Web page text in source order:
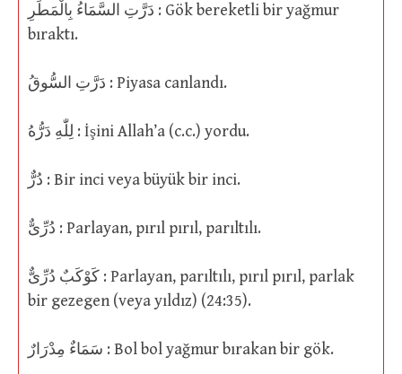
دَرَّتِ السَّمَاءُ بِالْمَطَرِ : Gök bereketli bir yağmur
bıraktı.
دَرَّتِ السُّوقُ : Piyasa canlandı.
لِلّٰهِ دَرُّهُ : İşini Allah’a (c.c.) yordu.
دُرٌّ : Bir inci veya büyük bir inci.
دُرِّىٌّ : Parlayan, pırıl pırıl, parıltılı.
كَوْكَبٌ دُرِّىٌّ : Parlayan, parıltılı, pırıl pırıl, parlak
bir gezegen (veya yıldız) (24:35).
سَمَاءٌ مِدْرَارٌ : Bol bol yağmur bırakan bir gök.